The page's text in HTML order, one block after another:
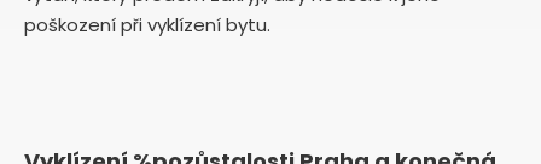
poškození při vyklízení bytu.